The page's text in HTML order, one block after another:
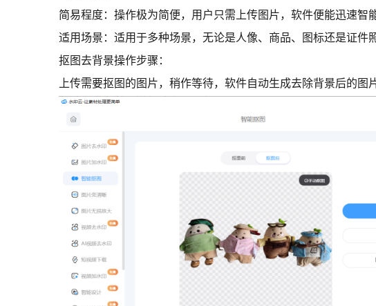
简易程度： 操作极为简便，用户只需上传图片，软件便能迅速
适用场景： 适用于多种场景，无论是人像、商品、图标还是证件
抠图去背景操作步骤：
上传需要抠图的图片，稍作等待，软件自动生成去除背景后的